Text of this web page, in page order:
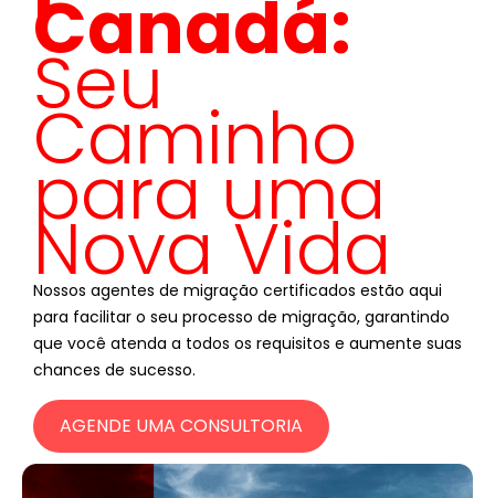
Canadá:
Seu
Caminho
para uma
Nova Vida
Nossos agentes de migração certificados estão aqui
para facilitar o seu processo de migração, garantindo
que você atenda a todos os requisitos e aumente suas
chances de sucesso.
AGENDE UMA CONSULTORIA